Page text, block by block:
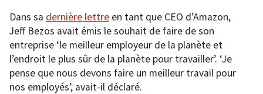
Dans sa dernière lettre en tant que CEO d’Amazon,
Jeff Bezos avait émis le souhait de faire de son
entreprise ‘le meilleur employeur de la planète et
l’endroit le plus sûr de la planète pour travailler’. ‘Je
pense que nous devons faire un meilleur travail pour
nos employés’, avait-il déclaré.